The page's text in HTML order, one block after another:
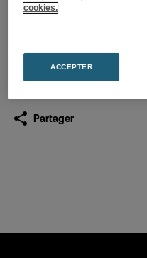
25.07.2017
Partager
cookies.
ACCEPTER